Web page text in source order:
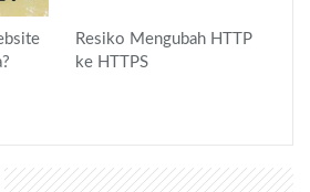
Resiko Mengubah HTTP
ke HTTPS